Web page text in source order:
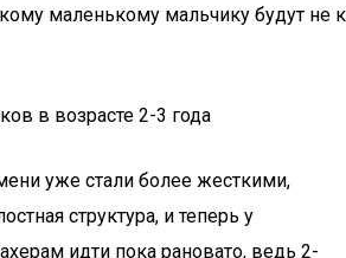
маленькому мальчику будут не к
в возрасте 2-3 года
уже стали более жесткими,
структура, и теперь у
идти пока рановато, ведь 2-